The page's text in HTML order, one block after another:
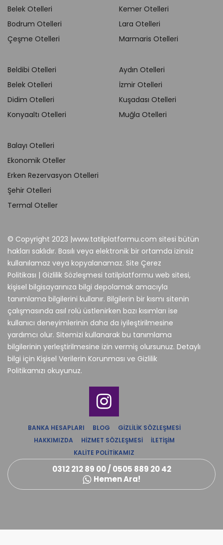
Belek Otelleri
Bodrum Otelleri
Çeşme Otelleri
Kemer Otelleri
Lara Otelleri
Marmaris Otelleri
Beldibi Otelleri
Belek Otelleri
Didim Otelleri
Konyaaltı Otelleri
Aydın Otelleri
İzmir Otelleri
Kuşadası Otelleri
Muğla Otelleri
Balayı Otelleri
Ekonomik Oteller
Erken Rezervasyon Otelleri
Şehir Otelleri
Termal Oteller
© Copyright 2023 |www.tatilplatformu.com sitesi bütün
hakları saklıdır. Basılı veya elektronik bir ortamda izinsiz
kullanılamaz veya kopyalanamaz. Site Çerez
Politikası | Gizlilik Sözleşmesi tatilplatformu web sitesi,
kişisel bilgisayarınıza bilgi depolamak amacıyla
tanımlama bilgilerini kullanır. Bilgilerin bir kısmı sitenin
çalışmasında asıl rolü üstlenirken bazı kısımları ise
kullanıcı deneyimlerinin daha da iyileştirilmesine
yardımcı olur. Sitemizi kullanarak bu tanımlama
bilgilerinin yerleştirilmesine izin vermiş olursunuz. Detaylı
bilgi için Kişisel Verilerin Korunması ve Gizlilik
Politikamızı okuyunuz.
BANKA HESAPLARI BLOG
GIZLILIK SÖZLEŞMESI
HAKKIMIZDA
HIZMET SÖZLEŞMESI
İLETIŞIM
KALITE POLITIKAMIZ
0312 212 89 00 / 0505 889 20 42
Hemen Ara!